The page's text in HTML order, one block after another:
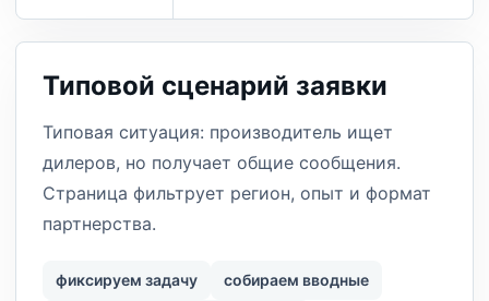
Типовой сценарий заявки
Типовая ситуация: производитель ищет
дилеров, но получает общие сообщения.
Страница фильтрует регион, опыт и формат
партнерства.
фиксируем задачу собираем вводные